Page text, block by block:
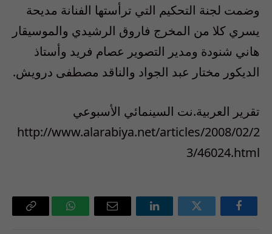
وضمت لجنة التحكيم التي ترأستها الفنانة مديحة
يسري كلا من المخرج فاروق الرشيدي والموسيقار
هاني شنودة ومدير التصوير عصام فريد وأستاذ
الديكور مختار عبد الجواد والناقد مصطفى درويش.
تقرير العربية.نت السينمائي الأسبوعي
http://www.alarabiya.net/articles/2008/02/2
3/46024.html
فيسبوك تويتر لينكدإن
البريد
واتساب Copy